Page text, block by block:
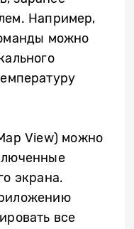
Например,
можно
View) можно
экрана.
все